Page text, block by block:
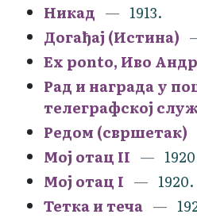
Никад
1913.
Догађај (Истина)
Еx ponto, Иво
Рад и награда у
телеграфској
Редом (свршетак)
Мој отац II
Мој отац I
1920.
Тетка и теча